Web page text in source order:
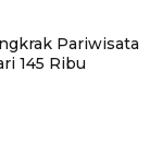
Pariwisata
145 Ribu